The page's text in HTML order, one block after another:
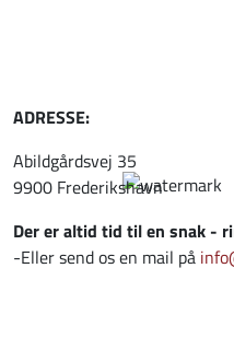
ADRESSE:
Abildgårdsvej 35
9900 Frederikshavn
Der er altid tid til en snak -
-Eller send os en mail på